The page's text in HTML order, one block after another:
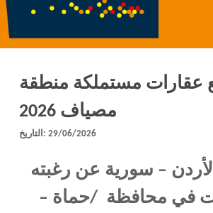
عقارات مستملكة منطقة
مصياف 2026
التاريخ: 29/06/2026
– سورية عن رغبته
في محافظة /حماة –